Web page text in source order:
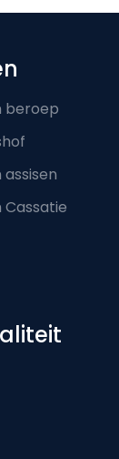
beroep
assisen
Cassatie